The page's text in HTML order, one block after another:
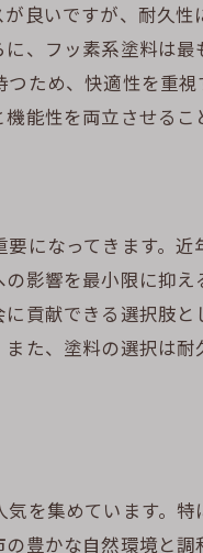
ちする外壁を保つた
市での外壁塗装の適
家による定期診断の
塗装の持続効果を高
いの資産価値を高め
環境に溶け込むデザ
環境にマッチした色
で評判の外壁塗装業
に強い外壁塗装のお
良いですが、耐久
、フッ素系塗料は
ため、快適性を重
能性を両立させるこ
になってきます。
影響を最小限に抑
貢献できる選択肢
た、塗料の選択は
を集めています。
豊かな自然環境と